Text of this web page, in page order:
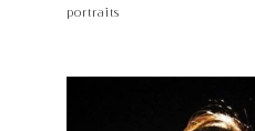
portraits